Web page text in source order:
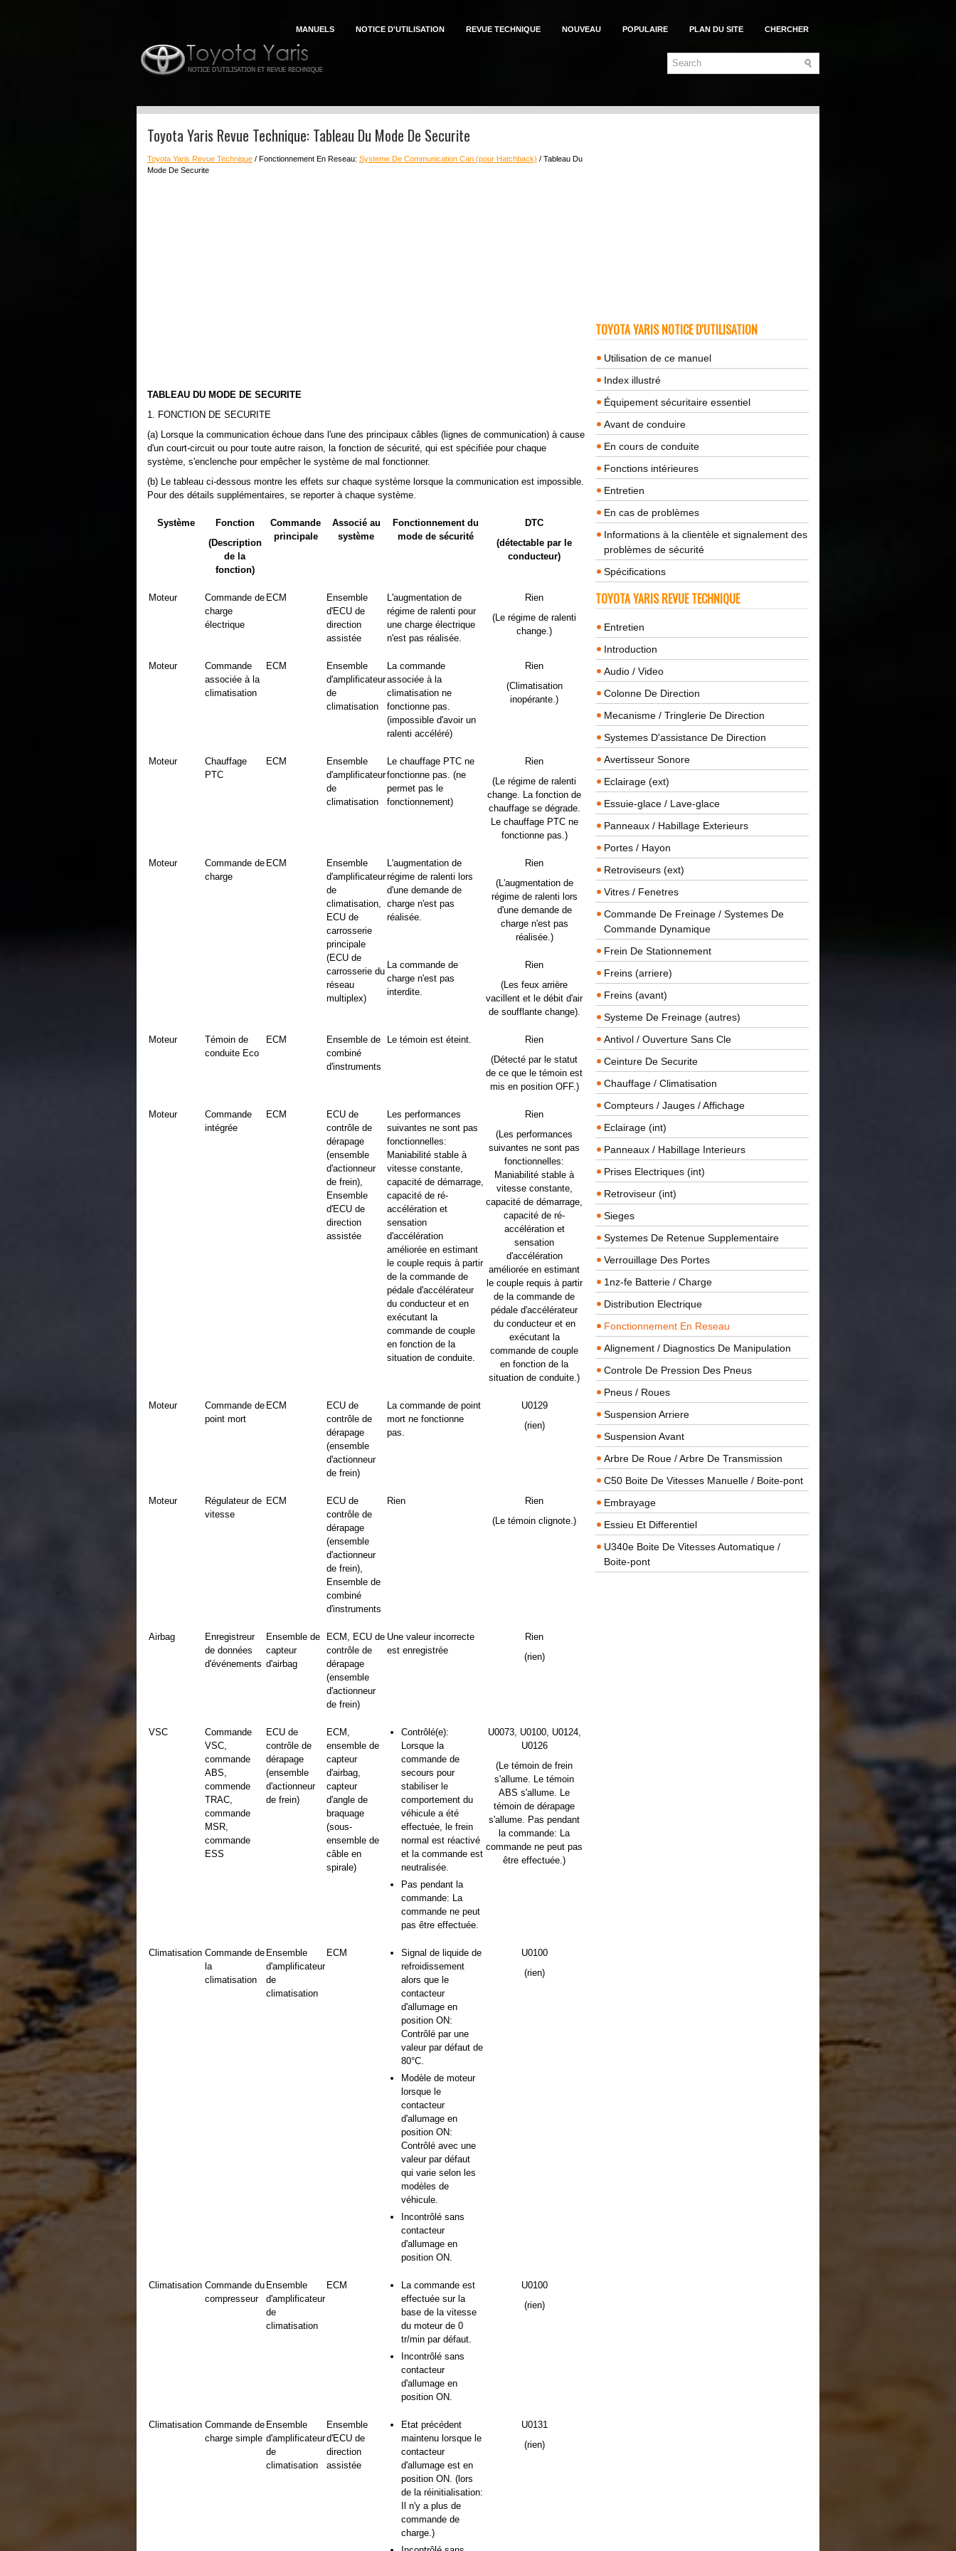
MANUELS NOTICE D'UTILISATION REVUE TECHNIQUE NOUVEAU POPULAIRE PLAN DU SITE CHERCHER
Toyota Yaris Revue Technique: Tableau Du Mode De Securite
Toyota Yaris Revue Technique / Fonctionnement En Reseau: Systeme De Communication Can (pour Hatchback) / Tableau Du
Mode De Securite
TABLEAU DU MODE DE SECURITE
1. FONCTION DE SECURITE
(a) Lorsque la communication échoue dans l'une des principaux câbles (lignes de communication) à cause
d'un court-circuit ou pour toute autre raison, la fonction de sécurité, qui est spécifiée pour chaque
système, s'enclenche pour empêcher le système de mal fonctionner.
(b) Le tableau ci-dessous montre les effets sur chaque système lorsque la communication est impossible.
Pour des détails supplémentaires, se reporter à chaque système.
Système
Fonction
(Description
de la
fonction)
Commande
principale
Associé au
système
Fonctionnement du
mode de sécurité
DTC
(détectable par le
conducteur)
Moteur
Commande de
charge
électrique
ECM
Ensemble
d'ECU de
direction
assistée
L'augmentation de
régime de ralenti pour
une charge électrique
n'est pas réalisée.
Rien
(Le régime de ralenti
change.)
Moteur
Commande
associée à la
climatisation
ECM
Ensemble
d'amplificateur
de
climatisation
La commande
associée à la
climatisation ne
fonctionne pas.
(impossible d'avoir un
ralenti accéléré)
Rien
(Climatisation
inopérante.)
Moteur
Chauffage
PTC
ECM
Ensemble
d'amplificateur
de
climatisation
Le chauffage PTC ne
fonctionne pas. (ne
permet pas le
fonctionnement)
Rien
(Le régime de ralenti
change. La fonction de
chauffage se dégrade.
Le chauffage PTC ne
fonctionne pas.)
Moteur
Commande de
charge
ECM
Ensemble
d'amplificateur
de
climatisation,
ECU de
carrosserie
principale
(ECU de
carrosserie du
réseau
multiplex)
L'augmentation de
régime de ralenti lors
d'une demande de
charge n'est pas
réalisée.
Rien
(L'augmentation de
régime de ralenti lors
d'une demande de
charge n'est pas
réalisée.)
La commande de
charge n'est pas
interdite.
Rien
(Les feux arrière
vacillent et le débit d'air
de soufflante change).
Moteur
Témoin de
conduite Eco
ECM
Ensemble de
combiné
d'instruments
Le témoin est éteint.
Rien
(Détecté par le statut
de ce que le témoin est
mis en position OFF.)
Moteur
Commande
intégrée
ECM
ECU de
contrôle de
dérapage
(ensemble
d'actionneur
de frein),
Ensemble
d'ECU de
direction
assistée
Les performances
suivantes ne sont pas
fonctionnelles:
Maniabilité stable à
vitesse constante,
capacité de démarrage,
capacité de ré-
accélération et
sensation
d'accélération
améliorée en estimant
le couple requis à partir
de la commande de
pédale d'accélérateur
du conducteur et en
exécutant la
commande de couple
en fonction de la
situation de conduite.
Rien
(Les performances
suivantes ne sont pas
fonctionnelles:
Maniabilité stable à
vitesse constante,
capacité de démarrage,
capacité de ré-
accélération et
sensation
d'accélération
améliorée en estimant
le couple requis à partir
de la commande de
pédale d'accélérateur
du conducteur et en
exécutant la
commande de couple
en fonction de la
situation de conduite.)
Moteur
Commande de
point mort
ECM
ECU de
contrôle de
dérapage
(ensemble
d'actionneur
de frein)
La commande de point
mort ne fonctionne
pas.
U0129
(rien)
Moteur
Régulateur de
vitesse
ECM
ECU de
contrôle de
dérapage
(ensemble
d'actionneur
de frein),
Ensemble de
combiné
d'instruments
Rien
Rien
(Le témoin clignote.)
Airbag
Enregistreur
de données
d'événements
Ensemble de
capteur
d'airbag
ECM, ECU de
contrôle de
dérapage
(ensemble
d'actionneur
de frein)
Une valeur incorrecte
est enregistrée
Rien
(rien)
VSC
Commande
VSC,
commande
ABS,
commende
TRAC,
commande
MSR,
commande
ESS
ECU de
contrôle de
dérapage
(ensemble
d'actionneur
de frein)
ECM,
ensemble de
capteur
d'airbag,
capteur
d'angle de
braquage
(sous-
ensemble de
câble en
spirale)
Contrôlé(e):
Lorsque la
commande de
secours pour
stabiliser le
comportement du
véhicule a été
effectuée, le frein
normal est réactivé
et la commande est
neutralisée.
Pas pendant la
commande: La
commande ne peut
pas être effectuée.
U0073, U0100, U0124,
U0126
(Le témoin de frein
s'allume. Le témoin
ABS s'allume. Le
témoin de dérapage
s'allume. Pas pendant
la commande: La
commande ne peut pas
être effectuée.)
Climatisation Commande de
la
climatisation
Ensemble
d'amplificateur
de
climatisation
ECM
Signal de liquide de
refroidissement
alors que le
contacteur
d'allumage en
position ON:
Contrôlé par une
valeur par défaut de
80°C.
Modèle de moteur
lorsque le
contacteur
d'allumage en
position ON:
Contrôlé avec une
valeur par défaut
qui varie selon les
modèles de
véhicule.
Incontrôlé sans
contacteur
d'allumage en
position ON.
U0100
(rien)
Climatisation Commande du
compresseur
Ensemble
d'amplificateur
de
climatisation
ECM
La commande est
effectuée sur la
base de la vitesse
du moteur de 0
tr/min par défaut.
Incontrôlé sans
contacteur
d'allumage en
position ON.
U0100
(rien)
Climatisation Commande de
charge simple
Ensemble
d'amplificateur
de
climatisation
Ensemble
d'ECU de
direction
assistée
Etat précédent
maintenu lorsque le
contacteur
d'allumage est en
position ON. (lors
de la réinitialisation:
Il n'y a plus de
commande de
charge.)
U0131
(rien)
TOYOTA YARIS NOTICE D'UTILISATION
Utilisation de ce manuel
Index illustré
Équipement sécuritaire essentiel
Avant de conduire
En cours de conduite
Fonctions intérieures
Entretien
En cas de problèmes
Informations à la clientèle et signalement des
problèmes de sécurité
Spécifications
TOYOTA YARIS REVUE TECHNIQUE
Entretien
Introduction
Audio / Video
Colonne De Direction
Mecanisme / Tringlerie De Direction
Systemes D'assistance De Direction
Avertisseur Sonore
Eclairage (ext)
Essuie-glace / Lave-glace
Panneaux / Habillage Exterieurs
Portes / Hayon
Retroviseurs (ext)
Vitres / Fenetres
Commande De Freinage / Systemes De
Commande Dynamique
Frein De Stationnement
Freins (arriere)
Freins (avant)
Systeme De Freinage (autres)
Antivol / Ouverture Sans Cle
Ceinture De Securite
Chauffage / Climatisation
Compteurs / Jauges / Affichage
Eclairage (int)
Panneaux / Habillage Interieurs
Prises Electriques (int)
Retroviseur (int)
Sieges
Systemes De Retenue Supplementaire
Verrouillage Des Portes
1nz-fe Batterie / Charge
Distribution Electrique
Fonctionnement En Reseau
Alignement / Diagnostics De Manipulation
Controle De Pression Des Pneus
Pneus / Roues
Suspension Arriere
Suspension Avant
Arbre De Roue / Arbre De Transmission
C50 Boite De Vitesses Manuelle / Boite-pont
Embrayage
Essieu Et Differentiel
U340e Boite De Vitesses Automatique /
Boite-pont